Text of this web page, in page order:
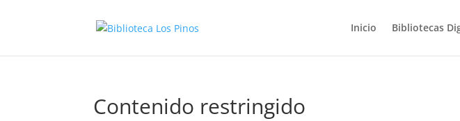
Inicio Bibliotecas
Contenido restringido